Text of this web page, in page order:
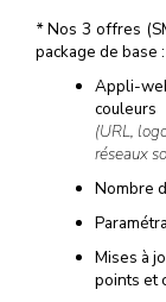
*Nos 3 offres
package de base :
Appli-
couleurs
(URL,
réseaux
Nombre
Mises à
points et